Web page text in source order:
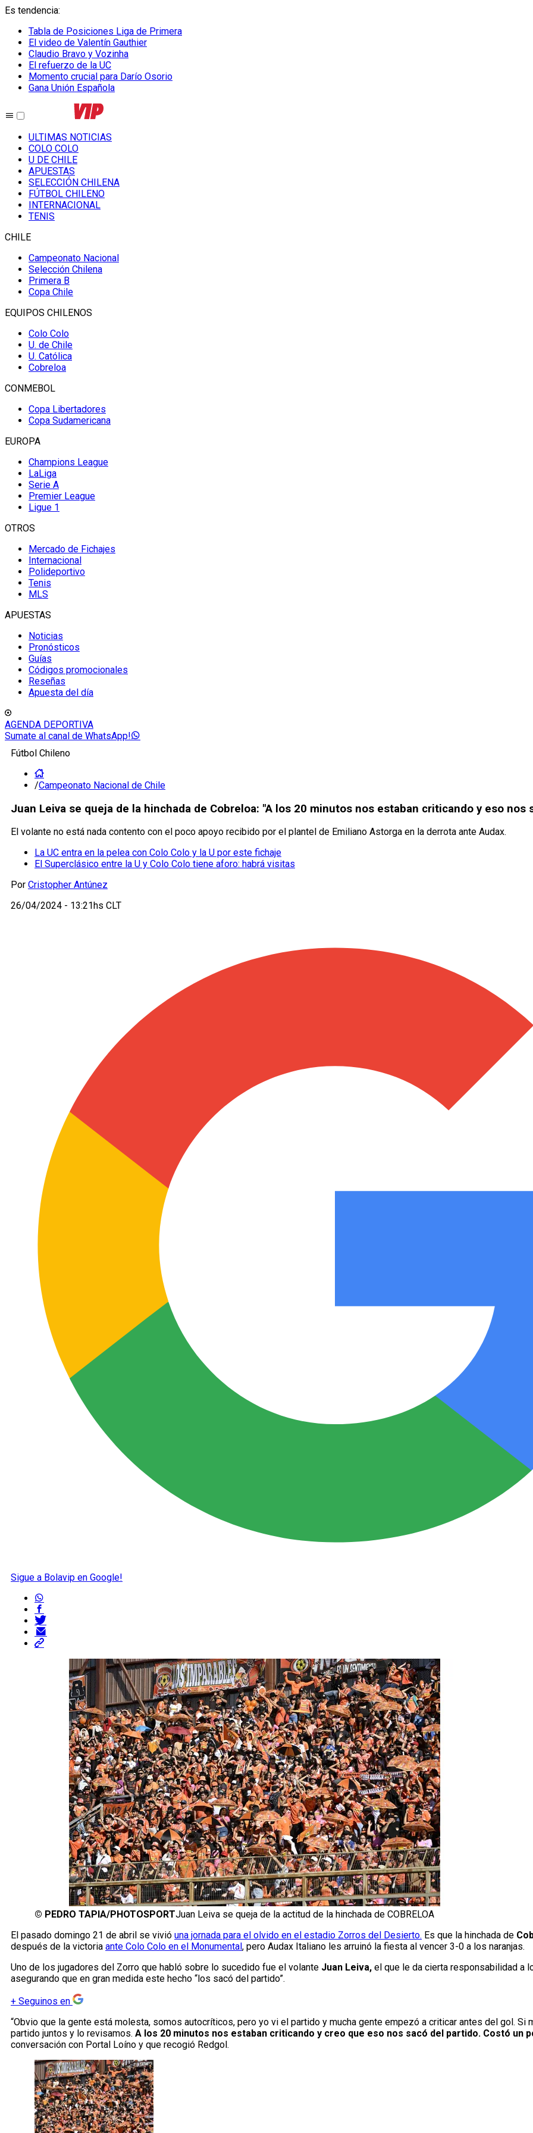
Es tendencia:
Tabla de Posiciones Liga de Primera
El video de Valentín Gauthier
Claudio Bravo y Vozinha
El refuerzo de la UC
Momento crucial para Darío Osorio
Gana Unión Española
ULTIMAS NOTICIAS
COLO COLO
U DE CHILE
APUESTAS
SELECCIÓN CHILENA
FÚTBOL CHILENO
INTERNACIONAL
TENIS
CHILE
Campeonato Nacional
Selección Chilena
Primera B
Copa Chile
EQUIPOS CHILENOS
Colo Colo
U. de Chile
U. Católica
Cobreloa
CONMEBOL
Copa Libertadores
Copa Sudamericana
EUROPA
Champions League
LaLiga
Serie A
Premier League
Ligue 1
OTROS
Mercado de Fichajes
Internacional
Polideportivo
Tenis
MLS
APUESTAS
Noticias
Pronósticos
Guías
Códigos promocionales
Reseñas
Apuesta del día
AGENDA DEPORTIVA
Sumate al canal de WhatsApp!
Fútbol Chileno
/Campeonato Nacional de Chile
Juan Leiva se queja de la hinchada de Cobreloa: "A los 20 minutos nos estaban criticando y eso nos
El volante no está nada contento con el poco apoyo recibido por el plantel de Emiliano Astorga en la derrota ante Audax.
La UC entra en la pelea con Colo Colo y la U por este fichaje
El Superclásico entre la U y Colo Colo tiene aforo: habrá visitas
Por Cristopher Antúnez
26/04/2024 - 13:21hs CLT
Sigue a Bolavip en Google!
© PEDRO TAPIA/PHOTOSPORTJuan Leiva se queja de la actitud de la hinchada de COBRELOA
El pasado domingo 21 de abril se vivió una jornada para el olvido en el estadio Zorros del Desierto. Es que la hinchada de
después de la victoria ante Colo Colo en el Monumental , pero Audax Italiano les arruinó la fiesta al vencer 3-0 a los naranjas.
Uno de los jugadores del Zorro que habló sobre lo sucedido fue el volante Juan Leiva, el que le da cierta responsabilidad a
asegurando que en gran medida este hecho “los sacó del partido”.
+ Seguinos en
“Obvio que la gente está molesta, somos autocríticos, pero yo vi el partido y mucha gente empezó a criticar antes del gol. Si
partido juntos y lo revisamos. A los 20 minutos nos estaban criticando y creo que eso nos sacó del partido. Costó un
conversación con Portal Loíno y que recogió Redgol.